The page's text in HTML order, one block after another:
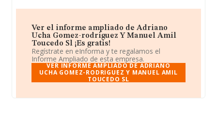
Ver el informe ampliado de Adriano
Ucha Gomez-rodriguez Y Manuel Amil
Toucedo Sl ¡Es gratis!
Regístrate en eInforma y te regalamos el
Informe Ampliado de esta empresa.
VER INFORME AMPLIADO DE ADRIANO
UCHA GOMEZ-RODRIGUEZ Y MANUEL AMIL
TOUCEDO SL